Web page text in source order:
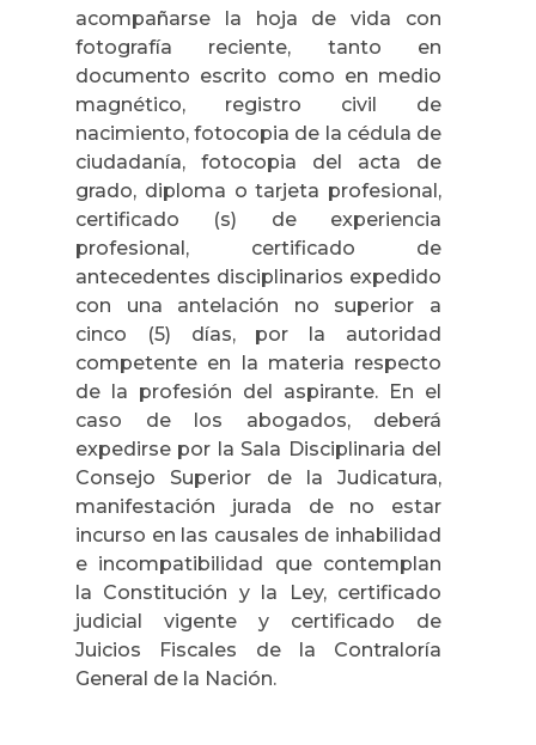
acompañarse la hoja de vida con
fotografía reciente, tanto en
documento escrito como en medio
magnético, registro civil de
nacimiento, fotocopia de la cédula de
ciudadanía, fotocopia del acta de
grado, diploma o tarjeta profesional,
certificado (s) de experiencia
profesional, certificado de
antecedentes disciplinarios expedido
con una antelación no superior a
cinco (5) días, por la autoridad
competente en la materia respecto
de la profesión del aspirante. En el
caso de los abogados, deberá
expedirse por la Sala Disciplinaria del
Consejo Superior de la Judicatura,
manifestación jurada de no estar
incurso en las causales de inhabilidad
e incompatibilidad que contemplan
la Constitución y la Ley, certificado
judicial vigente y certificado de
Juicios Fiscales de la Contraloría
General de la Nación.